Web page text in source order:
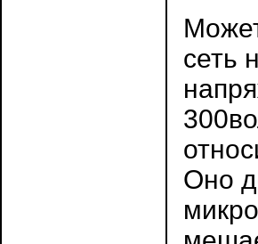
сеть
Оно